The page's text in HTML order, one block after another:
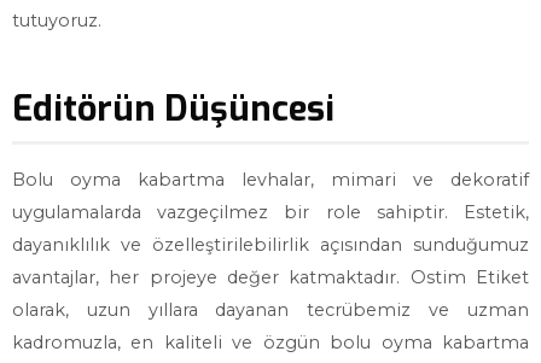
tutuyoruz.
Editörün Düşüncesi
Bolu oyma kabartma levhalar, mimari ve dekoratif
uygulamalarda vazgeçilmez bir role sahiptir. Estetik,
dayanıklılık ve özelleştirilebilirlik açısından sunduğumuz
avantajlar, her projeye değer katmaktadır. Ostim Etiket
olarak, uzun yıllara dayanan tecrübemiz ve uzman
kadromuzla, en kaliteli ve özgün bolu oyma kabartma